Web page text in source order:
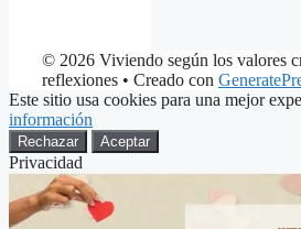
© 2026 Viviendo según los valores
reflexiones • Creado con
Este sitio usa cookies para una mejor
información
Rechazar Aceptar
Privacidad